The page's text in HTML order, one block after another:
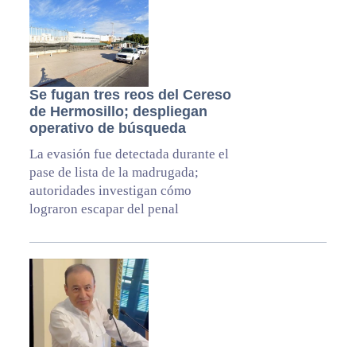
Se fugan tres reos del Cereso
de Hermosillo; despliegan
operativo de búsqueda
La evasión fue detectada durante el
pase de lista de la madrugada;
autoridades investigan cómo
lograron escapar del penal